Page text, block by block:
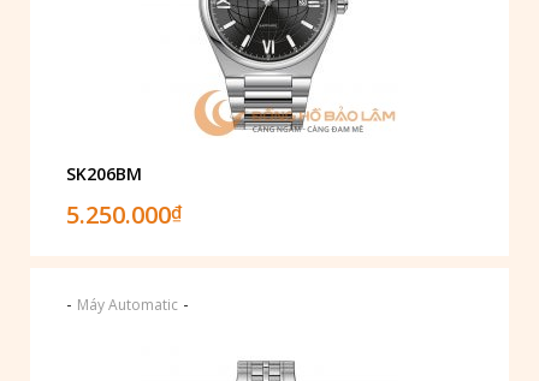
SK206BM
5.250.000₫
- Máy Automatic -